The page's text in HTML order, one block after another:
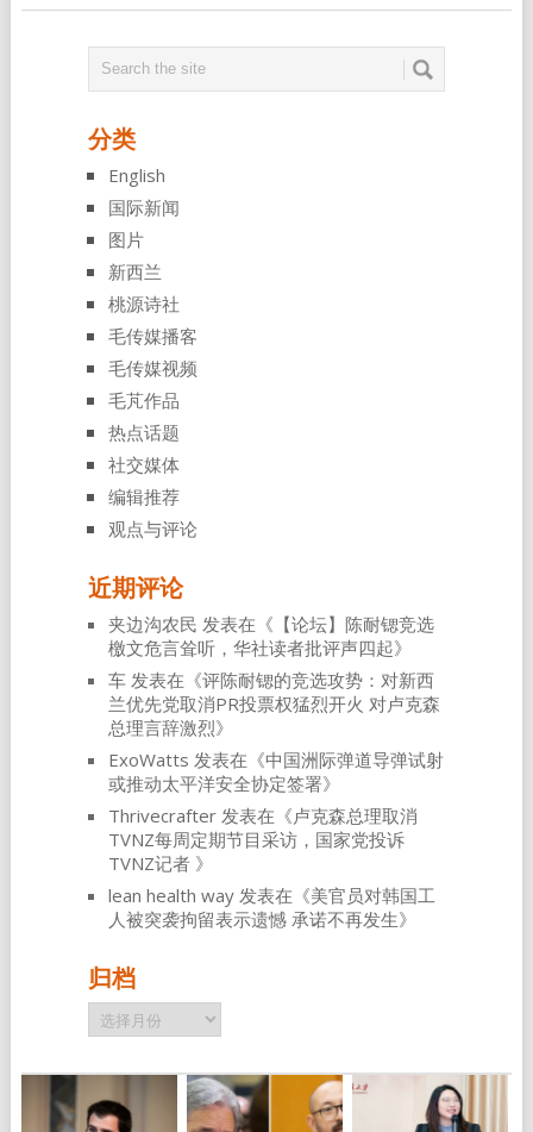
分类
English
国际新闻
图片
新西兰
桃源诗社
毛传媒播客
毛传媒视频
毛芃作品
热点话题
社交媒体
编辑推荐
观点与评论
近期评论
夹边沟农民 发表在《 【论坛】陈耐锶竞选
檄文危言耸听，华社读者批评声四起》
车发表在《评陈耐锶的竞选攻势：对新西
兰优先党取消PR投票权猛烈开火 对卢克森
总理言辞激烈》
ExoWatts 发表在《中国洲际弹道导弹试射
或推动太平洋安全协定签署》
Thrivecrafter发表在《卢克森总理取消
TVNZ每周定期节目采访，国家党投诉
TVNZ记者 》
lean health way发表在《美官员对韩国工
人被突袭拘留表示遗憾 承诺不再发生》
归档
归
档